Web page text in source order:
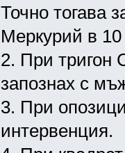
Точно тогава
Меркурий в
2. При тригон
запознах с
3. При
интервенция.